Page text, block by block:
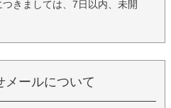
きましては、7日以内、未開
メールについて